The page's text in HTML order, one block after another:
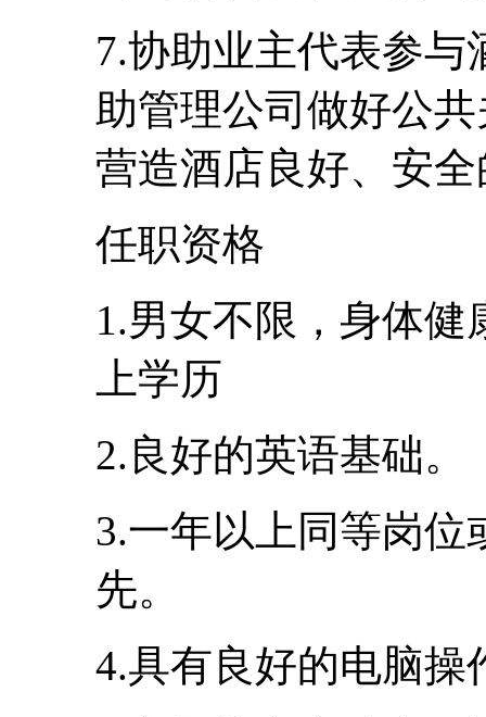
7.协助业主代表参
助管理公司做好公
营造酒店良好、安
任职资格
1.男女不限，身体
上学历
2.良好的英语基础。
3.一年以上同等岗
先。
4.具有良好的电脑操